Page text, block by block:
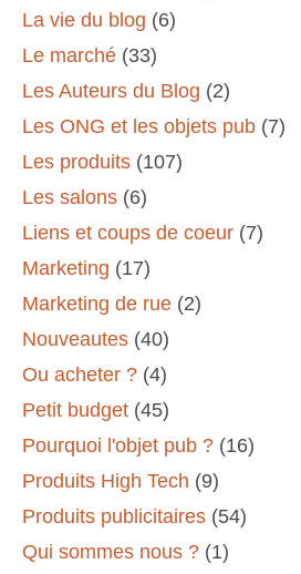
La vie du blog (6)
Le marché (33)
Les Auteurs du Blog (2)
Les ONG et les objets pub (7)
Les produits (107)
Les salons (6)
Liens et coups de coeur (7)
Marketing (17)
Marketing de rue (2)
Nouveautes (40)
Ou acheter ? (4)
Petit budget (45)
Pourquoi l'objet pub ? (16)
Produits High Tech (9)
Produits publicitaires (54)
Qui sommes nous ? (1)